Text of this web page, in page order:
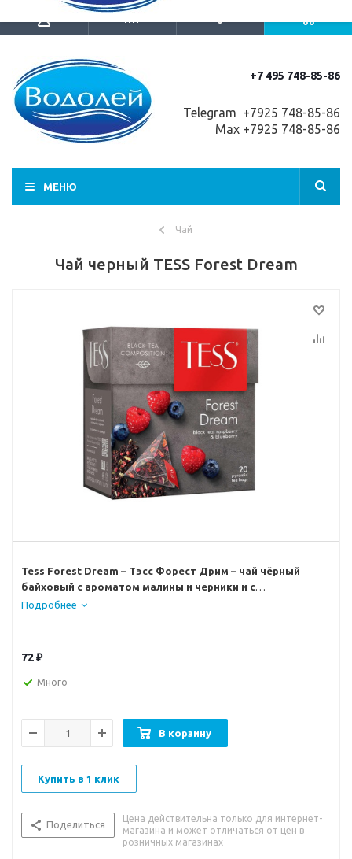
+7 495 748-85-86
Telegram +7925 748-85-86
Max +7925 748-85-86
МЕНЮ
Чай
Чай черный TESS Forest Dream
Tess Forest Dream – Тэсс Форест Дрим – чай чёрный
байховый с ароматом малины и черники и с
растительными компонентами
Непринужденно и естественно раскрываясь в прозрачной
пирамидке чайные листья, фрукты, ягоды и травы
Насладитесь вкусом и красотой превосходного чая TESS!
Подробнее
72₽
Много
В корзину
Купить в 1 клик
Поделиться
Цена действительна только для интернет-
магазина и может отличаться от цен в
розничных магазинах